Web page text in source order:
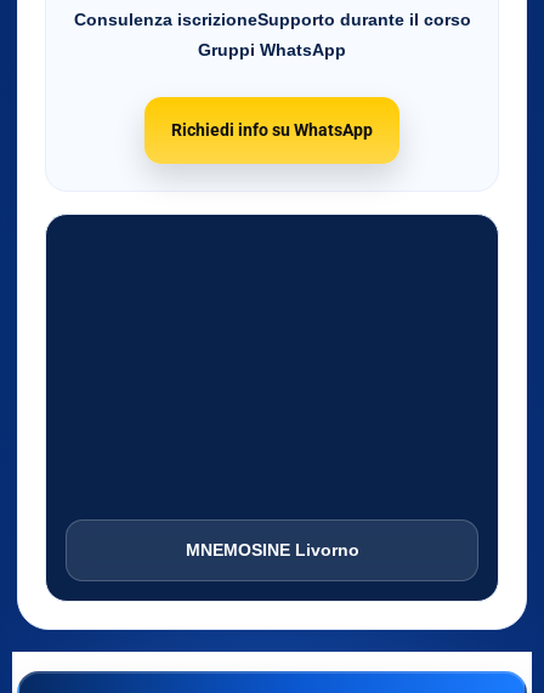
Consulenza iscrizioneSupporto durante il corso
Gruppi WhatsApp
Richiedi info su WhatsApp
MNEMOSINE Livorno